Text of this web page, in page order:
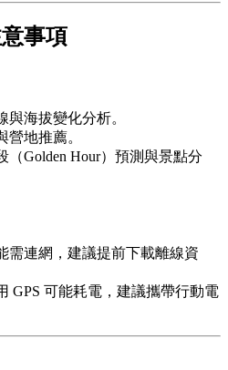
事項
與海拔變化分析。
營地推薦。
（Golden Hour）預測與景點分
需連網，建議提前下載離線資
GPS 可能耗電，建議攜帶行動電